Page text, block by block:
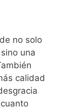
no solo
una
calidad